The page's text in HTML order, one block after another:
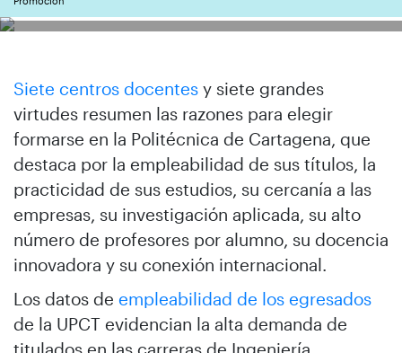
Siete centros docentes y siete grandes
virtudes resumen las razones para elegir
formarse en la Politécnica de Cartagena, que
destaca por la empleabilidad de sus títulos, la
practicidad de sus estudios, su cercanía a las
empresas, su investigación aplicada, su alto
número de profesores por alumno, su docencia
innovadora y su conexión internacional.
Los datos de empleabilidad de los egresados
de la UPCT evidencian la alta demanda de